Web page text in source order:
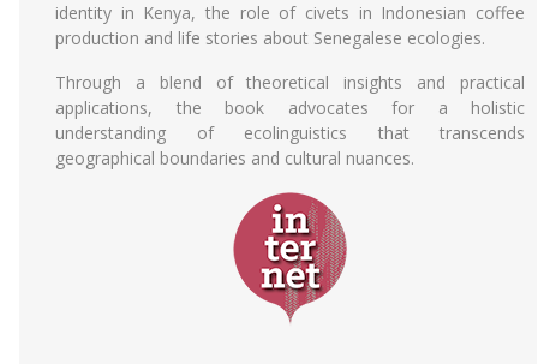
identity in Kenya, the role of civets in Indonesian coffee
production and life stories about Senegalese ecologies.
Through a blend of theoretical insights and practical
applications, the book advocates for a holistic
understanding of ecolinguistics that transcends
geographical boundaries and cultural nuances.